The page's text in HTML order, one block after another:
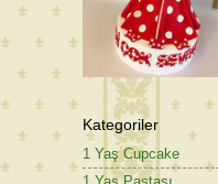
Kategoriler
1 Yaş Cupcake